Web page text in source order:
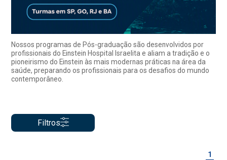
Nossos programas de Pós-graduação são desenvolvidos por
profissionais do Einstein Hospital Israelita e aliam a tradição e o
pioneirismo do Einstein às mais modernas práticas na área da
saúde, preparando os profissionais para os desafios do mundo
contemporâneo.
Filtros
1